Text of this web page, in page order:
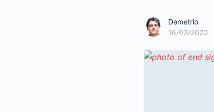
Demetrio
16/03/2020